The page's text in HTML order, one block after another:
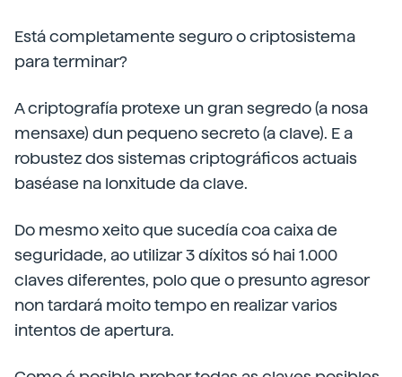
Está completamente seguro o criptosistema
para terminar?
A criptografía protexe un gran segredo (a nosa
mensaxe) dun pequeno secreto (a clave). E a
robustez dos sistemas criptográficos actuais
baséase na lonxitude da clave.
Do mesmo xeito que sucedía coa caixa de
seguridade, ao utilizar 3 díxitos só hai 1.000
claves diferentes, polo que o presunto agresor
non tardará moito tempo en realizar varios
intentos de apertura.